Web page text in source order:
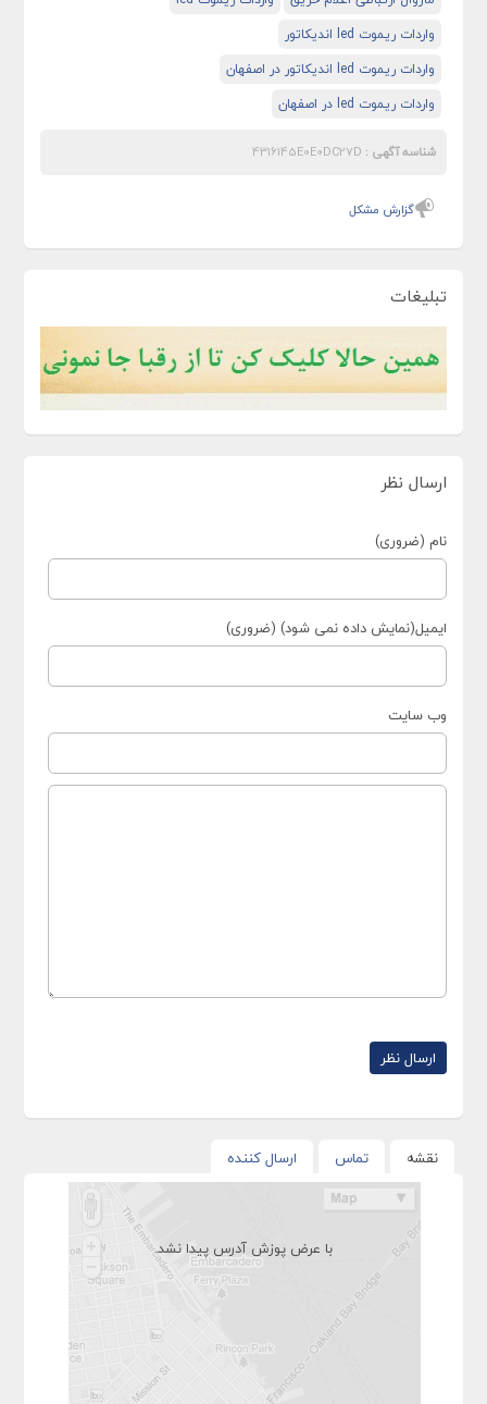
واردات ریموت led اندیکاتور
واردات ریموت led اندیکاتور در اصفهان
واردات ریموت led در اصفهان
شناسه آگهی :
گزارش مشکل
تبلیغات
ارسال نظر
نام (ضروری)
ایمیل(نمایش داده نمی شود) (ضروری)
وب سایت
نقشه تماس ارسال کننده
با عرض پوزش آدرس پیدا نشد.